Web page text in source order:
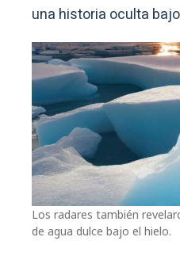
una historia oculta bajo
Los radares también
de agua dulce bajo el hielo.